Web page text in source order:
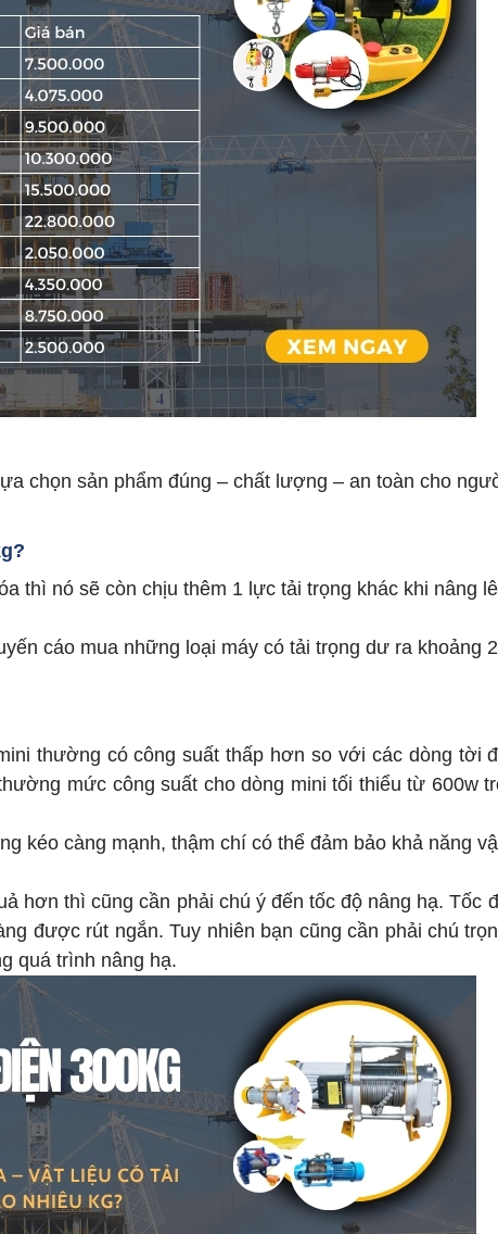
chọn sản phẩm đúng – chất lượng – an toàn cho
thì nó sẽ còn chịu thêm 1 lực tải trọng khác khi nâng
cáo mua những loại máy có tải trọng dư ra khoảng
thường có công suất thấp hơn so với các dòng tời
mức công suất cho dòng mini tối thiểu từ 600w
kéo càng mạnh, thậm chí có thể đảm bảo khả năng
hơn thì cũng cần phải chú ý đến tốc độ nâng hạ. Tốc
được rút ngắn. Tuy nhiên bạn cũng cần phải chú
quá trình nâng hạ.